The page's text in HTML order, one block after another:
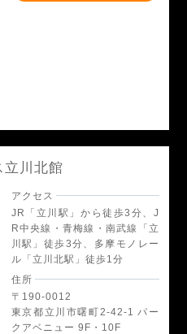
立川北館
アクセス
JR「立川駅」から徒歩3分、J
R中央線・青梅線・南武線「立
川駅」徒歩3分、多摩モノレー
ル「立川北駅」徒歩1分
住所
〒190-0012
東京都立川市曙町2-42-1 パー
クアベニュー 9F・10F